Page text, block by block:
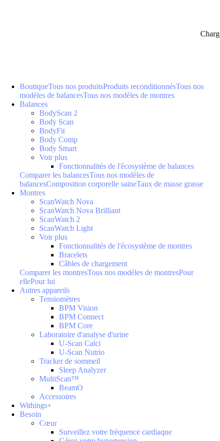
BoutiqueTous nos produitsProduits reconditionnésTous nos
modèles de balancesTous nos modèles de montres
Balances
BodyScan 2
Body Scan
BodyFit
Body Comp
Body Smart
Voir plus
Fonctionnalités de l'écosystème de balances
Comparer les balancesTous nos modèles de
balancesComposition corporelle saineTaux de masse grasse
Montres
ScanWatch Nova
ScanWatch Nova Brilliant
ScanWatch 2
ScanWatch Light
Voir plus
Fonctionnalités de l'écosystème de montres
Bracelets
Câbles de chargement
Comparer les montresTous nos modèles de montresPour
ellePour lui
Autres appareils
Tensiomètres
BPM Vision
BPM Connect
BPM Core
Laboratoire d'analyse d'urine
U-Scan Calci
U-Scan Nutrio
Tracker de sommeil
Sleep Analyzer
MultiScan™
BeamO
Accessoires
Withings+
Besoin
Cœur
Surveillez votre fréquence cardiaque